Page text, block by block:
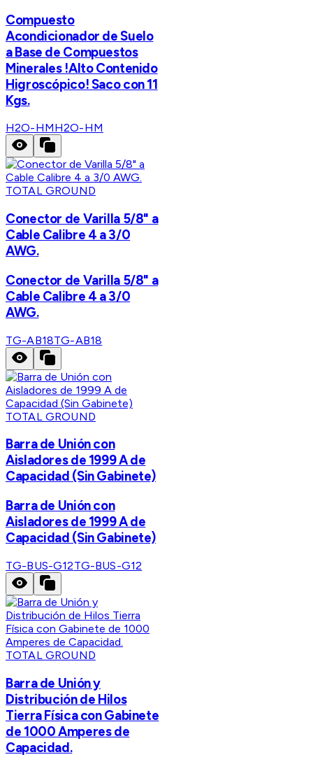
Compuesto
Acondicionador de Suelo
a Base de Compuestos
Minerales !Alto Contenido
Higroscópico! Saco con 11
Kgs.
H2O-HMH2O-HM
TOTAL GROUND
Conector de Varilla 5/8" a
Cable Calibre 4 a 3/0
AWG.
Conector de Varilla 5/8" a
Cable Calibre 4 a 3/0
AWG.
TG-AB18TG-AB18
TOTAL GROUND
Barra de Unión con
Aisladores de 1999 A de
Capacidad (Sin Gabinete)
Barra de Unión con
Aisladores de 1999 A de
Capacidad (Sin Gabinete)
TG-BUS-G12TG-BUS-G12
TOTAL GROUND
Barra de Unión y
Distribución de Hilos
Tierra Física con Gabinete
de 1000 Amperes de
Capacidad.